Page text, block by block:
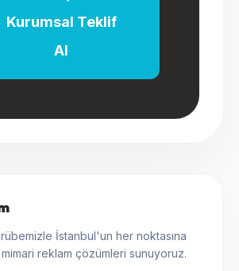
Kurumsal Teklif
Al
İstanbul'un her noktasına
reklam çözümleri sunuyoruz.